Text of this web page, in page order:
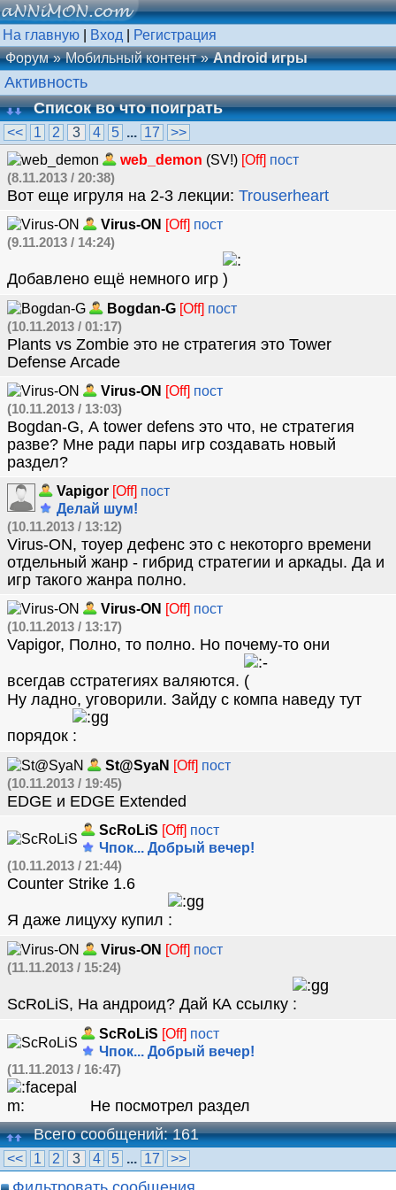
На главную Вход
Регистрация
Форум
Мобильный контент Android игры
Активность
Список во что поиграть
<< 1 2 3 4 5 ... 17
>>
web_demon (SV!) [Off] пост
(8.11.2013 / 20:38)
Вот еще игруля на 2-3 лекции: Trouserheart
Virus-ON [Off] пост
(9.11.2013 / 14:24)
Добавлено ещё немного игр
Bogdan-G [Off] пост
(10.11.2013 / 01:17)
Plants vs Zombie это не стратегия это Tower
Defense Arcade
Virus-ON [Off] пост
(10.11.2013 / 13:03)
Bogdan-G, А tower defens это что, не стратегия
разве? Мне ради пары игр создавать новый
раздел?
Vapigor [Off] пост
Делай шум!
(10.11.2013 / 13:12)
Virus-ON, тоуер дефенс это с некоторго времени
отдельный жанр - гибрид стратегии и аркады. Да и
игр такого жанра полно.
Virus-ON [Off] пост
(10.11.2013 / 13:17)
Vapigor, Полно, то полно. Но почему-то они
всегдав сстратегиях валяются.
Ну ладно, уговорили. Зайду с компа наведу тут
порядок
St@SyaN [Off] пост
(10.11.2013 / 19:45)
EDGE и EDGE Extended
ScRoLiS [Off] пост
Чпок... Добрый вечер!
(10.11.2013 / 21:44)
Counter Strike 1.6
Я даже лицуху купил
Virus-ON [Off] пост
(11.11.2013 / 15:24)
ScRoLiS, На андроид? Дай КА ссылку
ScRoLiS [Off] пост
Чпок... Добрый вечер!
(11.11.2013 / 16:47)
Не посмотрел раздел
Всего сообщений: 161
<< 1 2 3 4 5 ... 17 >>